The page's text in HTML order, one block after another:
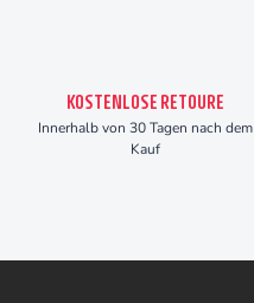
KOSTENLOSE RETOURE
Innerhalb von 30 Tagen nach dem
Kauf